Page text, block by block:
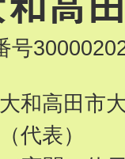
号
和高田市
代表）